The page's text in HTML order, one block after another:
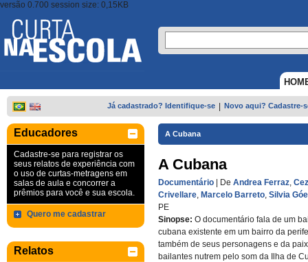
versão 0.700 session size: 0,15KB
Já cadastrado? Identifique-se Novo aqui? Cadastre-
Educadores
Cadastre-se para registrar os
seus relatos de experiência com
o uso de curtas-metragens em
salas de aula e concorrer a
prêmios para você e sua escola.
Quero me cadastrar
Relatos
A Cubana
A Cubana
Documentário | De Andrea Ferraz,
Crivellare, Marcelo Barreto, Silvia
PE
Sinopse: O documentário fala de um
cubana existente em um bairro da
também de seus personagens e da
bailantes nutrem pelo som da Ilha de